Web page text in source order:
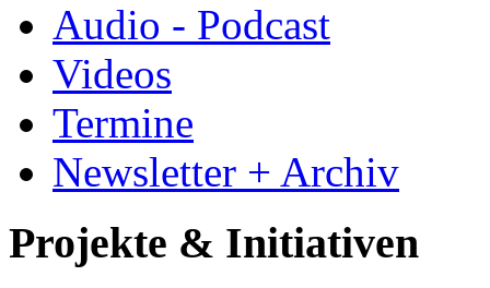
Audio - Podcast
Videos
Termine
Newsletter + Archiv
Projekte & Initiativen